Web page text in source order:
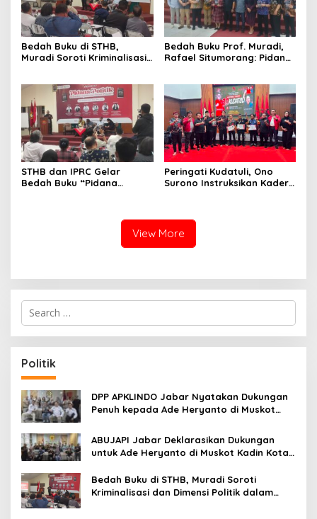
Bedah Buku di STHB,
Muradi Soroti Kriminalisasi
Bedah Buku Prof. Muradi,
Rafael Situmorang: Pidana
STHB dan IPRC Gelar
Bedah Buku “Pidana
Peringati Kudatuli, Ono
Surono Instruksikan Kader
View More
S
r
c
h
f
o
r
:
Politik
DPP APKLINDO Jabar Nyatakan Dukungan
Penuh kepada Ade Heryanto di Muskot
ABUJAPI Jabar Deklarasikan Dukungan
untuk Ade Heryanto di Muskot Kadin Kota
Bedah Buku di STHB, Muradi Soroti
Kriminalisasi dan Dimensi Politik dalam